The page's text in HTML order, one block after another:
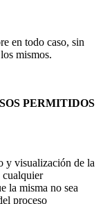
en todo caso, sin
mismos.
PERMITIDOS
y visualización de la
cualquier
la misma no sea
proceso